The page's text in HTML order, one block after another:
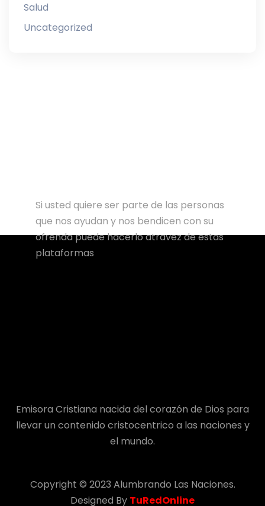
Salud
Uncategorized
Si usted quiere ser parte de las personas
que nos ayudan y nos bendicen con su
ofrenda puede hacerlo atravez de estas
plataformas
Emisora Cristiana nacida del corazón de Dios para
llevar un contenido cristocentrico a las naciones y
el mundo.
Copyright © 2023 Alumbrando Las Naciones.
Designed By TuRedOnline